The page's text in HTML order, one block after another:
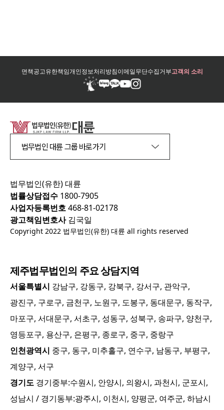
면책공고유한책임개인정보처리방침이메일무단수집거부고객의 소리
법무법인 대륜 그룹 바로가기
법무법인(유한) 대륜
법률상담접수 1800-7905
사업자등록번호468-81-02178
광고책임변호사김국일
Copyright 2022 법무법인(유한) 대륜 all rights reserved
제주법무법인의 주요 상담지역
서울특별시 강남구, 강동구, 강북구, 강서구, 관악구,
광진구, 구로구, 금천구, 노원구, 도봉구, 동대문구, 동작구,
마포구, 서대문구, 서초구, 성동구, 성북구, 송파구, 양천구,
영등포구, 용산구, 은평구, 종로구, 중구, 중랑구
인천광역시 중구, 동구, 미추홀구, 연수구, 남동구, 부평구,
계양구, 서구
경기도 경기중부:수원시, 안양시, 의왕시, 과천시, 군포시,
성남시 / 경기동부:광주시, 이천시, 양평군, 여주군, 하남시